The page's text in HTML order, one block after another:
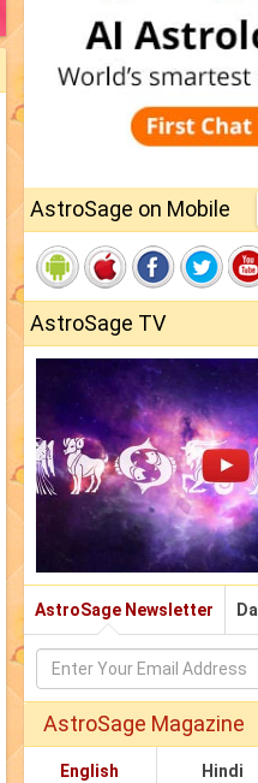
AstroSage on Mobile
AstroSage TV
AstroSage Newsletter
AstroSage Magazine
English Hindi